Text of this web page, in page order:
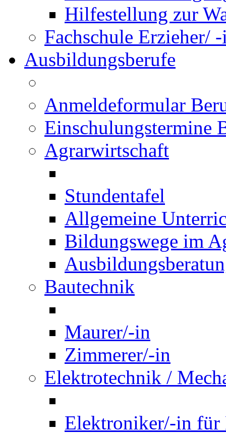
Hilfestellung zur
Fachschule Erzieher/
Ausbildungsberufe
Anmeldeformular
Einschulungstermine
Agrarwirtschaft
Stundentafel
Allgemeine
Bildungswege im
Bautechnik
Maurer/-in
Zimmerer/-in
Elektrotechnik /
Elektroniker/-in für